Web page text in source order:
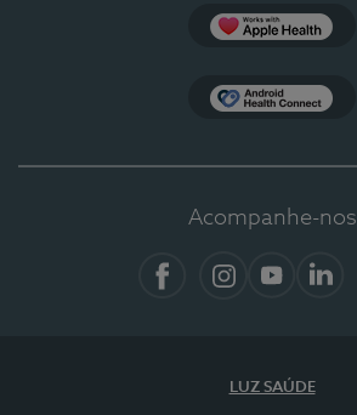
Acompanhe-nos
LUZ SAÚDE